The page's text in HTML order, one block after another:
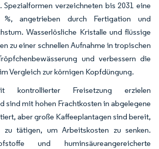
Spezialformen verzeichneten bis 2031 eine
angetrieben durch Fertigation und
Wasserlösliche Kristalle und flüssige
zu einer schnellen Aufnahme in tropischen
und verbessern die
Vergleich zur körnigen Kopfdüngung.
kontrollierter Freisetzung erzielen
sind mit hohen Frachtkosten in abgelegene
aber große Kaffeeplantagen sind bereit,
zu tätigen, um Arbeitskosten zu senken.
und huminsäureangereicherte